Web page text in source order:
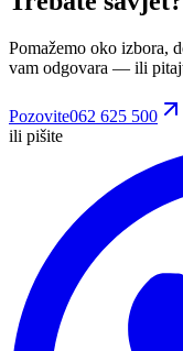
Pomažemo oko izbora,
vam odgovara — ili
Pozovite062 625 500
ili pišite